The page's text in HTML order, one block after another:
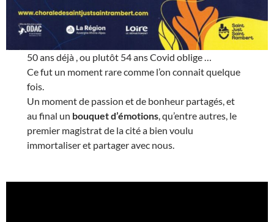
50 ans déjà , ou plutôt 54 ans Covid oblige …
Ce fut un moment rare comme l’on connait quelque
fois.
Un moment de passion et de bonheur partagés, et
au final un bouquet d’émotions, qu’entre autres, le
premier magistrat de la cité a bien voulu
immortaliser et partager avec nous.